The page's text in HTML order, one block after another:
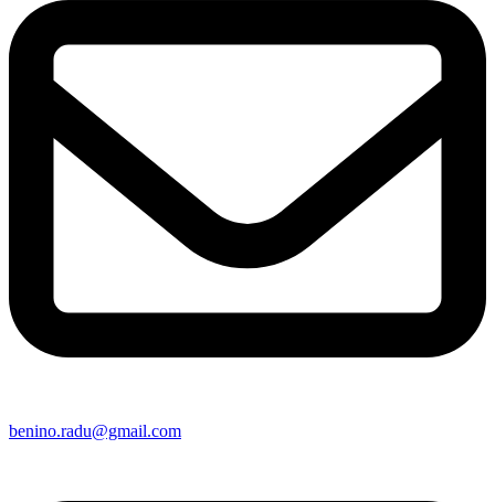
benino.radu@gmail.com